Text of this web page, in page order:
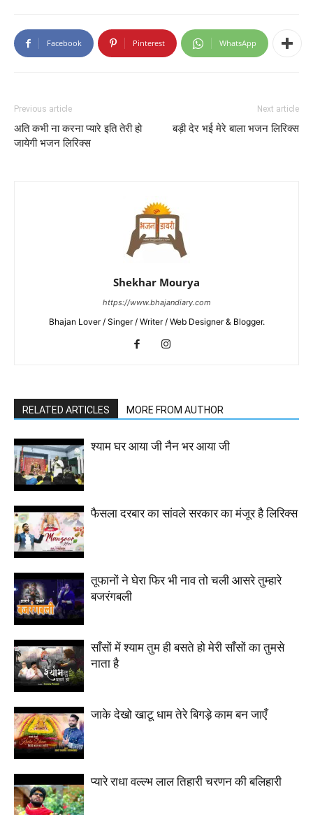
Facebook Pinterest WhatsApp
Previous article
अति कभी ना करना प्यारे इति तेरी हो
जायेगी भजन लिरिक्स
Next article
बड़ी देर भई मेरे बाला भजन लिरिक्स
Shekhar Mourya
https://www.bhajandiary.com
Bhajan Lover / Singer / Writer / Web Designer & Blogger.
RELATED ARTICLES MORE FROM AUTHOR
श्याम घर आया जी नैन भर आया जी
फैसला दरबार का सांवले सरकार का मंजूर है लिरिक्स
तूफानों ने घेरा फिर भी नाव तो चली आसरे तुम्हारे
बजरंगबली
साँसों में श्याम तुम ही बसते हो मेरी साँसों का तुमसे
नाता है
जाके देखो खाटू धाम तेरे बिगड़े काम बन जाएँ
प्यारे राधा वल्ल्भ लाल तिहारी चरणन की बलिहारी